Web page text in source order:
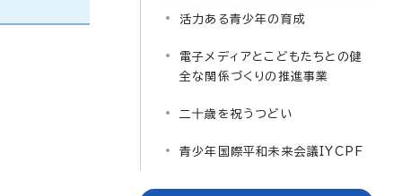
活力ある青少年の育成
電子メディアとこどもたちとの健
全な関係づくりの推進事業
二十歳を祝うつどい
青少年国際平和未来会議IYCPF